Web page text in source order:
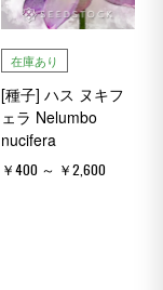
在庫あり
[種子] ハス ヌキフ
ェラ Nelumbo
nucifera
￥400 ～ ￥2,600